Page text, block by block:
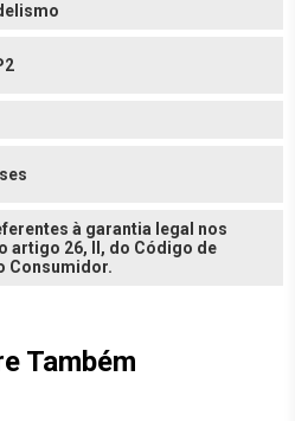
à garantia legal nos
artigo 26, II, do Código de
Consumidor.
Também